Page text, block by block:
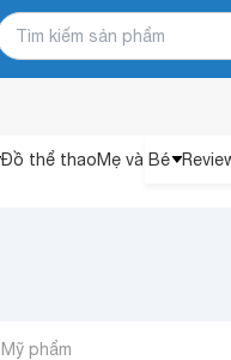
Đồ thể thaoMẹ và Bé
Mỹ phẩm